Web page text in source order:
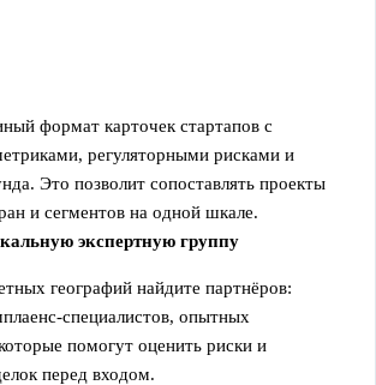
формат карточек стартапов с
регуляторными рисками и
Это позволит сопоставлять проекты
и сегментов на одной шкале.
экспертную группу
географий найдите партнёров:
опытных
помогут оценить риски и
перед входом.